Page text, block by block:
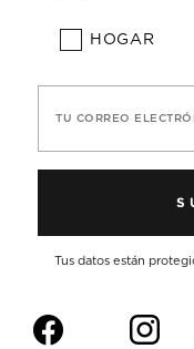
HOGAR
TU CORREO
Tus datos están
f i